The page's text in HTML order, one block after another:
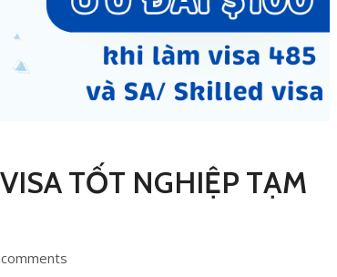
TỐT NGHIỆP TẠM